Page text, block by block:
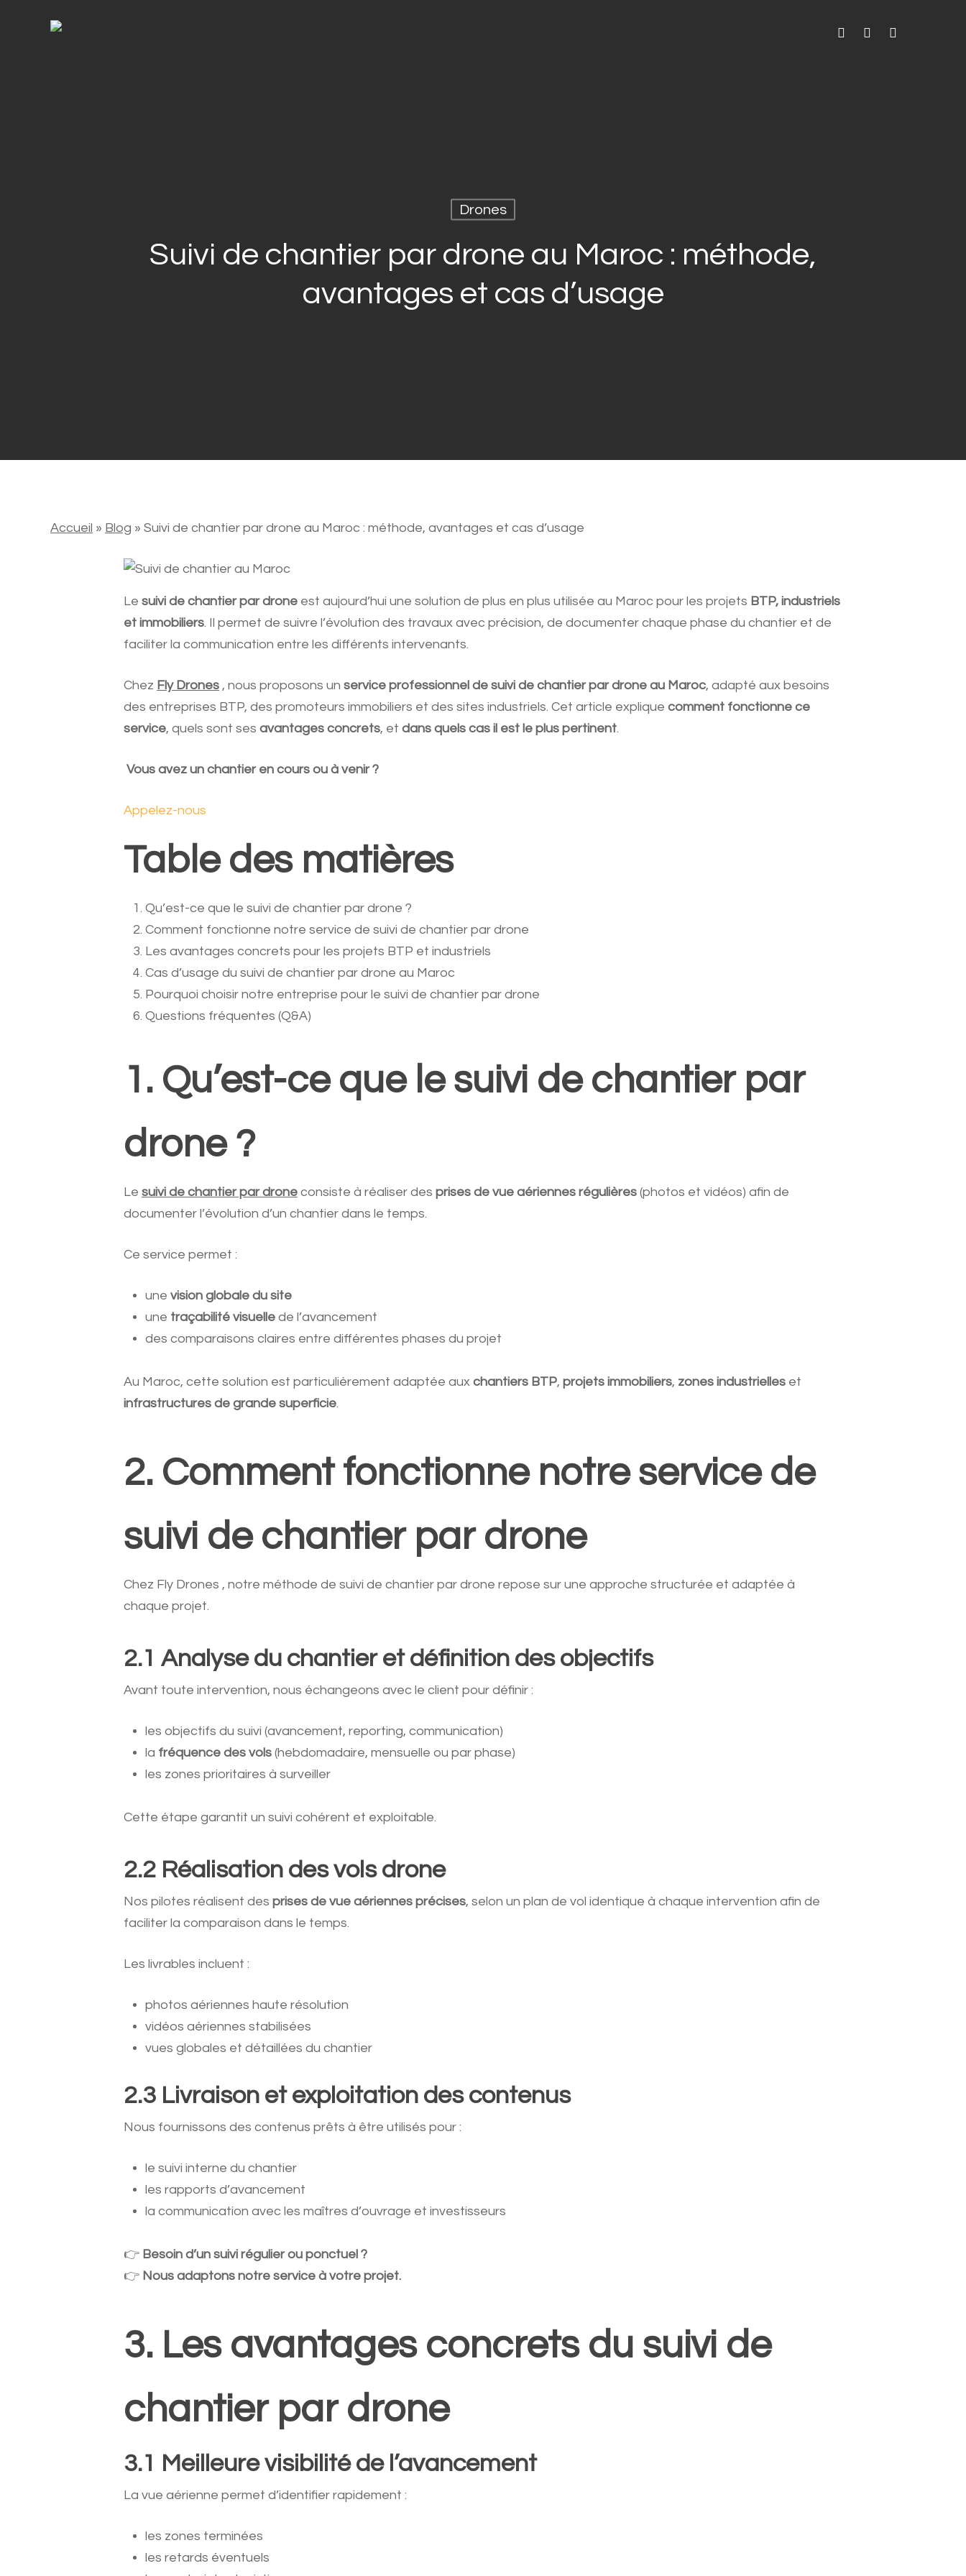
facebooklinkedininstagram
Drones
Suivi de chantier par drone au Maroc : méthode,
avantages et cas d’usage
Accueil » Blog » Suivi de chantier par drone au Maroc : méthode, avantages et cas d’usage
Le suivi de chantier par drone est aujourd’hui une solution de plus en plus utilisée au Maroc pour les projets BTP, industriels
et immobiliers. Il permet de suivre l’évolution des travaux avec précision, de documenter chaque phase du chantier et de
faciliter la communication entre les différents intervenants.
Chez Fly Drones , nous proposons un service professionnel de suivi de chantier par drone au Maroc, adapté aux besoins
des entreprises BTP, des promoteurs immobiliers et des sites industriels. Cet article explique comment fonctionne ce
service, quels sont ses avantages concrets, et dans quels cas il est le plus pertinent.
Vous avez un chantier en cours ou à venir ?
Appelez-nous
Table des matières
Qu’est-ce que le suivi de chantier par drone ?
Comment fonctionne notre service de suivi de chantier par drone
Les avantages concrets pour les projets BTP et industriels
Cas d’usage du suivi de chantier par drone au Maroc
Pourquoi choisir notre entreprise pour le suivi de chantier par drone
Questions fréquentes (Q&A)
1. Qu’est-ce que le suivi de chantier par
drone ?
Le suivi de chantier par drone consiste à réaliser des prises de vue aériennes régulières (photos et vidéos) afin de
documenter l’évolution d’un chantier dans le temps.
Ce service permet :
une vision globale du site
une traçabilité visuelle de l’avancement
des comparaisons claires entre différentes phases du projet
Au Maroc, cette solution est particulièrement adaptée aux chantiers BTP, projets immobiliers, zones industrielles et
infrastructures de grande superficie.
2. Comment fonctionne notre service de
suivi de chantier par drone
Chez Fly Drones , notre méthode de suivi de chantier par drone repose sur une approche structurée et adaptée à
chaque projet.
2.1 Analyse du chantier et définition des objectifs
Avant toute intervention, nous échangeons avec le client pour définir :
les objectifs du suivi (avancement, reporting, communication)
la fréquence des vols (hebdomadaire, mensuelle ou par phase)
les zones prioritaires à surveiller
Cette étape garantit un suivi cohérent et exploitable.
2.2 Réalisation des vols drone
Nos pilotes réalisent des prises de vue aériennes précises, selon un plan de vol identique à chaque intervention afin de
faciliter la comparaison dans le temps.
Les livrables incluent :
photos aériennes haute résolution
vidéos aériennes stabilisées
vues globales et détaillées du chantier
2.3 Livraison et exploitation des contenus
Nous fournissons des contenus prêts à être utilisés pour :
le suivi interne du chantier
les rapports d’avancement
la communication avec les maîtres d’ouvrage et investisseurs
👉 Besoin d’un suivi régulier ou ponctuel ?
👉 Nous adaptons notre service à votre projet.
3. Les avantages concrets du suivi de
chantier par drone
3.1 Meilleure visibilité de l’avancement
La vue aérienne permet d’identifier rapidement :
les zones terminées
les retards éventuels